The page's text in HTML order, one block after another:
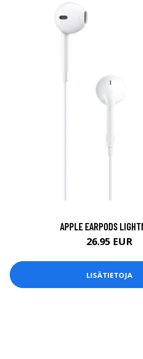
APPLE EARPODS
26.95 EUR
LISÄTIETOJA